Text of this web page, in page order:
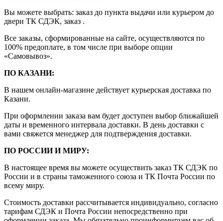
Вы можете выбрать: заказ до пункта выдачи или курьером до
двери ТК СДЭК, заказ .
Все заказы, сформированные на сайте, осуществляются по
100% предоплате, в том числе при выборе опции
«Самовывоз».
ПО КАЗАНИ:
В нашем онлайн-магазине действует курьерская доставка по
Казани.
При оформлении заказа вам будет доступен выбор ближайшей
даты и временного интервала доставки. В день доставки с
вами свяжется менеджер для подтверждения доставки.
ПО РОССИИ И МИРУ:
В настоящее время вы можете осуществить заказ ТК СДЭК по
России и в страны таможенного союза и ТК Почта России по
всему миру.
Стоимость доставки рассчитывается индивидуально, согласно
тарифам СДЭК и Почта России непосредственно при